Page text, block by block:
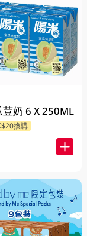
奶 6 X 250ML
換購